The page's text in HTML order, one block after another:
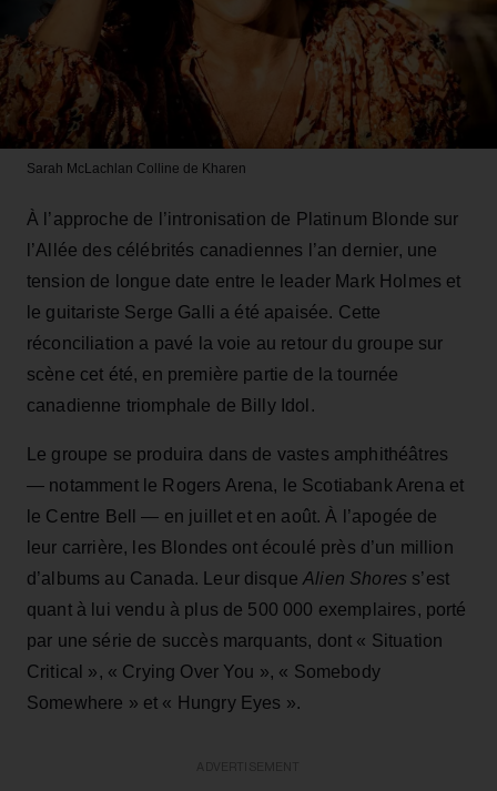
Sarah McLachlan Colline de Kharen
À l’approche de l’intronisation de Platinum Blonde sur
l’Allée des célébrités canadiennes l’an dernier, une
tension de longue date entre le leader Mark Holmes et
le guitariste Serge Galli a été apaisée. Cette
réconciliation a pavé la voie au retour du groupe sur
scène cet été, en première partie de la tournée
canadienne triomphale de Billy Idol.
Le groupe se produira dans de vastes amphithéâtres
— notamment le Rogers Arena, le Scotiabank Arena et
le Centre Bell — en juillet et en août. À l’apogée de
leur carrière, les Blondes ont écoulé près d’un million
d’albums au Canada. Leur disqueAlien Shores s’est
quant à lui vendu à plus de 500 000 exemplaires, porté
par une série de succès marquants, dont « Situation
Critical », « Crying Over You », « Somebody
Somewhere » et « Hungry Eyes ».